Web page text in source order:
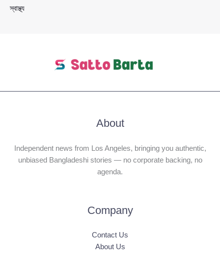
স্বাস্থ্য
About
Independent news from Los Angeles, bringing you authentic,
unbiased Bangladeshi stories — no corporate backing, no
agenda.
Company
Contact Us
About Us